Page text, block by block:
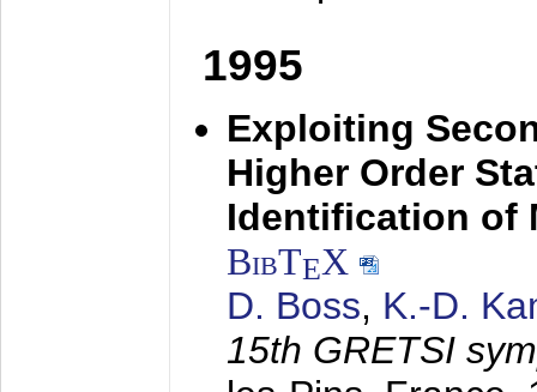
1995
Exploiting
Higher Order
Identification of
BibTEX
D. Boss, K.-D.
15th GRETSI